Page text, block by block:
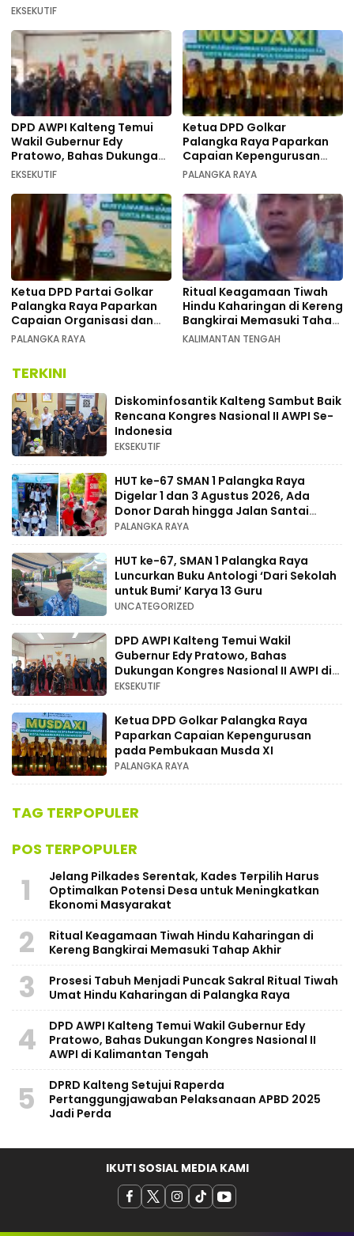
EKSEKUTIF
DPD AWPI Kalteng Temui
Wakil Gubernur Edy
Pratowo, Bahas Dukungan
Kongres Nasional II AWPI di
EKSEKUTIF
Ketua DPD Golkar
Palangka Raya Paparkan
Capaian Kepengurusan
pada Pembukaan Musda XI
PALANGKA RAYA
Ketua DPD Partai Golkar
Palangka Raya Paparkan
Capaian Organisasi dan
Kemenangan Pemilu pada
PALANGKA RAYA
Ritual Keagamaan Tiwah
Hindu Kaharingan di Kereng
Bangkirai Memasuki Tahap
Akhir
KALIMANTAN TENGAH
TERKINI
Diskominfosantik Kalteng Sambut Baik
Rencana Kongres Nasional II AWPI Se-
Indonesia
EKSEKUTIF
HUT ke-67 SMAN 1 Palangka Raya
Digelar 1 dan 3 Agustus 2026, Ada
Donor Darah hingga Jalan Santai
Berhadiah Doorprize
PALANGKA RAYA
HUT ke-67, SMAN 1 Palangka Raya
Luncurkan Buku Antologi ‘Dari Sekolah
untuk Bumi’ Karya 13 Guru
UNCATEGORIZED
DPD AWPI Kalteng Temui Wakil
Gubernur Edy Pratowo, Bahas
Dukungan Kongres Nasional II AWPI di
Kalimantan Tengah
EKSEKUTIF
Ketua DPD Golkar Palangka Raya
Paparkan Capaian Kepengurusan
pada Pembukaan Musda XI
PALANGKA RAYA
TAG TERPOPULER
POS TERPOPULER
1
Jelang Pilkades Serentak, Kades Terpilih Harus
Optimalkan Potensi Desa untuk Meningkatkan
Ekonomi Masyarakat
2
Ritual Keagamaan Tiwah Hindu Kaharingan di
Kereng Bangkirai Memasuki Tahap Akhir
3
Prosesi Tabuh Menjadi Puncak Sakral Ritual Tiwah
Umat Hindu Kaharingan di Palangka Raya
4
DPD AWPI Kalteng Temui Wakil Gubernur Edy
Pratowo, Bahas Dukungan Kongres Nasional II
AWPI di Kalimantan Tengah
5
​DPRD Kalteng Setujui Raperda
Pertanggungjawaban Pelaksanaan APBD 2025
Jadi Perda
IKUTI SOSIAL MEDIA KAMI